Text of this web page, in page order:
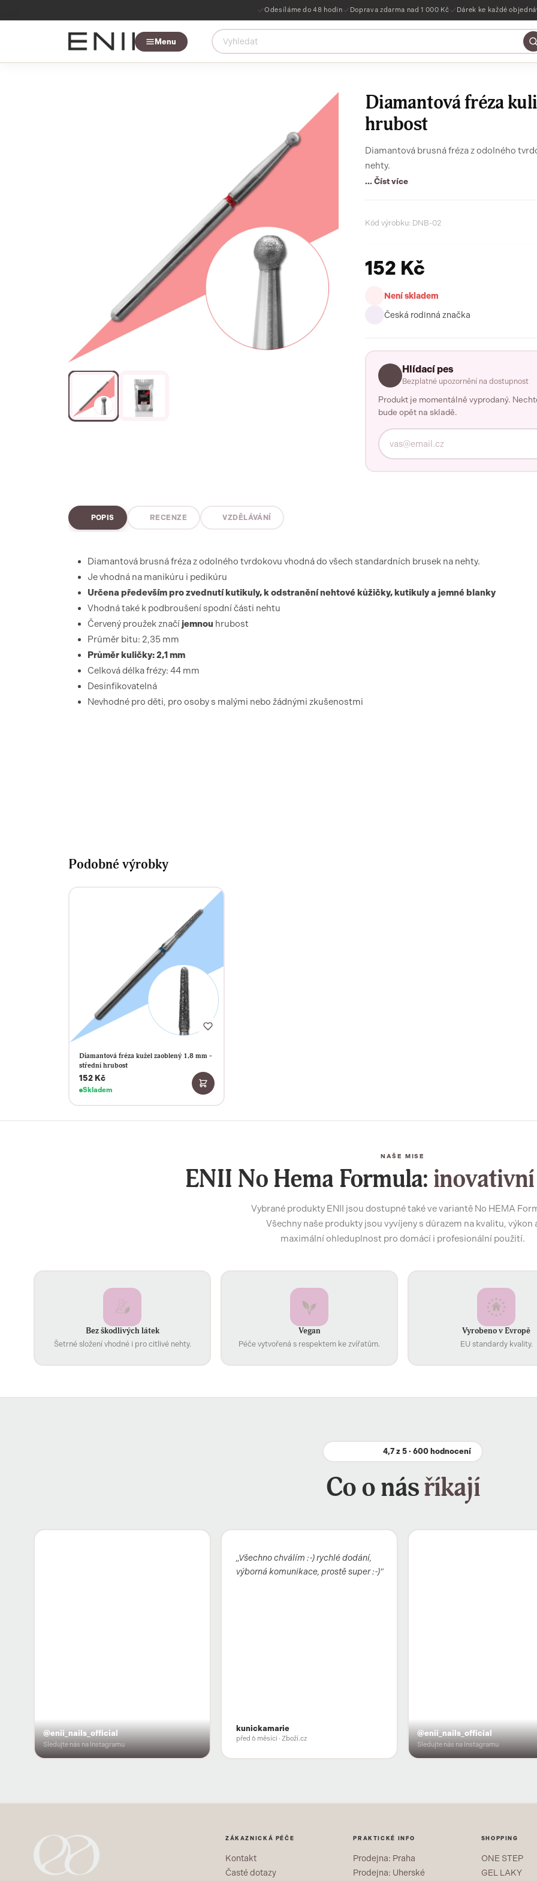
Odesíláme do 48 hodin Doprava zdarma nad 1 000 Kč Dárek ke každé
Menu
Diamantová fréza
hrubost
Diamantová brusná fréza z odolného
nehty.
... Číst více
Kód výrobku: DNB-02
152 Kč
Není skladem
Česká rodinná značka
Hlídací pes
Bezplatné upozornění na dostupnost
Produkt je momentálně vyprodaný.
bude opět na skladě.
POPIS RECENZE VZDĚLÁVÁNÍ
Diamantová brusná fréza z odolného tvrdokovu vhodná do všech standardních brusek na nehty.
Je vhodná na manikúru i pedikúru
Určena především pro zvednutí kutikuly, k odstranění nehtové kůžičky, kutikuly a jemné blanky
Vhodná také k podbroušení spodní části nehtu
Červený proužek značí jemnou hrubost
Průměr bitu: 2,35 mm
Průměr kuličky: 2,1 mm
Celková délka frézy: 44 mm
Desinfikovatelná
Nevhodné pro děti, pro osoby s malými nebo žádnými zkušenostmi
Podobné výrobky
Diamantová fréza kužel zaoblený 1,8 mm -
střední hrubost
152 Kč
Skladem
NAŠE MISE
ENII No Hema Formula:
Vybrané produkty ENII jsou dostupné také ve variantě No HEMA
Všechny naše produkty jsou vyvíjeny s důrazem na kvalitu, výkon
maximální ohleduplnost pro domácí i profesionální použití.
Bez škodlivých látek
Šetrné složení vhodné i pro citlivé nehty.
Vegan
Péče vytvořená s respektem ke zvířatům.
Vyrobeno v Evropě
EU standardy kvality.
4,7 z 5 · 600 hodnocení
Co o násříkají
@enii_nails_official
Sledujte nás na Instagramu
„Všechno chválím :-) rychlé dodání,
výborná komunikace, prostě super :-)"
kunickamarie
před 6 měsíci · Zboží.cz
@enii_nails_official
Sledujte nás na Instagramu
ZÁKAZNICKÁ PÉČE
Kontakt
Časté dotazy
PRAKTICKÉ INFO
Prodejna: Praha
Prodejna: Uherské
SHOPPING
ONE STEP
GEL LAKY